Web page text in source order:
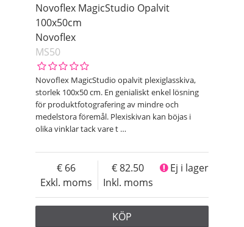
Novoflex MagicStudio Opalvit
100x50cm
Novoflex
MS50
Novoflex MagicStudio opalvit plexiglasskiva,
storlek 100x50 cm. En genialiskt enkel lösning
för produktfotografering av mindre och
medelstora föremål. Plexiskivan kan böjas i
olika vinklar tack vare t …
Exkl. moms
66
Inkl. moms
82.50 Ej i lager
KÖP